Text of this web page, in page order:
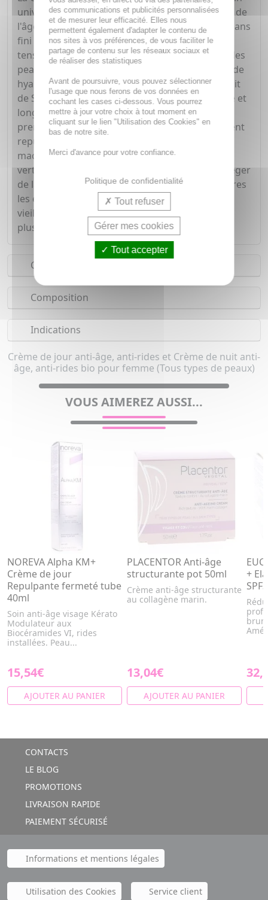
universel pour lutter contre les premiers signes de
l'âge et réveiller la lumière naturelle du visage. Sans
fini gras, cette émulsion fine et légère à l'effet
tenseur est parfaitement adaptée aux besoins des
peaux normales à mixtes. La synergie entre l'acide
hyaluronique de bas poids moléculaire et l'extrait
de Spiruline confère une hydratation immédiate et
longue durée pour une prise en charge des
premières rides et ridules. La peau est visiblement
repulpée. L'huile végétale de Jojoba bio et le
macérat huileux d'Immortelle bio unissent leurs
vertus à l'extrait de fleurs de Cerisier pour protéger
de la déshydratation et des agressions extérieures
les épidermes présentant des signes de photo-
vieillissement.Fraîche et rayonnante, la peau est
plus lisse et plus souple au toucher.
Conseils d'utilisation
Composition
Indications
Crème de jour anti-âge, anti-rides et Crème de nuit anti-
âge, anti-rides bio pour femme (Tous types de peaux)
VOUS AIMEREZ AUSSI...
NOREVA Alpha KM+
Crème de jour
Repulpante fermeté tube
40ml
Soin anti-âge visage Kérato
Modulateur aux
Biocéramides VI, rides
installées. Peau...
15,54€
AJOUTER AU PANIER
PLACENTOR Anti-âge
structurante pot 50ml
Crème anti-âge structurante
au collagène marin.
13,04€
AJOUTER AU PANIER
+
CONTACTS
LE BLOG
PROMOTIONS
LIVRAISON RAPIDE
PAIEMENT SÉCURISÉ
Informations et mentions légales
Utilisation des Cookies Service client
des communications et publicités personnalisées
et de mesurer leur efficacité. Elles nous
permettent également d'adapter le contenu de
nos sites à vos préférences, de vous faciliter le
partage de contenu sur les réseaux sociaux et
de réaliser des statistiques
Avant de poursuivre, vous pouvez sélectionner
l'usage que nous ferons de vos données en
cochant les cases ci-dessous. Vous pourrez
mettre à jour votre choix à tout moment en
cliquant sur le lien "Utilisation des Cookies" en
bas de notre site.
Merci d'avance pour votre confiance.
Politique de confidentialité
Tout refuser
Gérer mes cookies
Tout accepter